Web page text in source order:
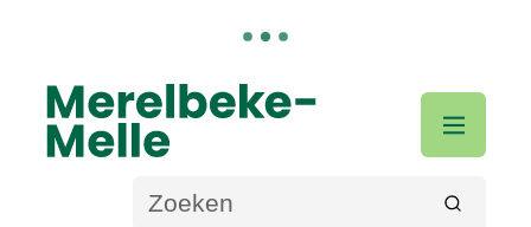
Naar inhoud
Merelbeke-Melle
Wat zoek je?
Zoeken
Menu